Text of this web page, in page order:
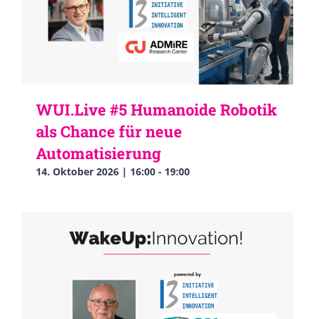
WUI.Live #5 Humanoide Robotik
als Chance für neue
Automatisierung
14. Oktober 2026 | 16:00 - 19:00